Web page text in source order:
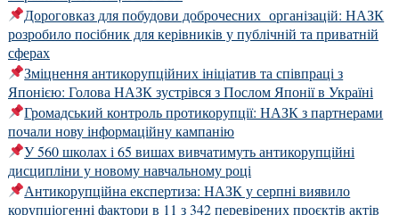
Дороговказ для побудови доброчесних організацій: НАЗК
розробило посібник для керівників у публічній та приватній
сферах
Зміцнення антикорупційних ініціатив та співпраці з
Японією: Голова НАЗК зустрівся з Послом Японії в Україні
Громадський контроль протикорупції: НАЗК з партнерами
почали нову інформаційну кампанію
У 560 школах і 65 вишах вивчатимуть антикорупційні
дисципліни у новому навчальному році
Антикорупційна експертиза: НАЗК у серпні виявило
корупціогенні фактори в 11 з 342 перевірених проєктів актів